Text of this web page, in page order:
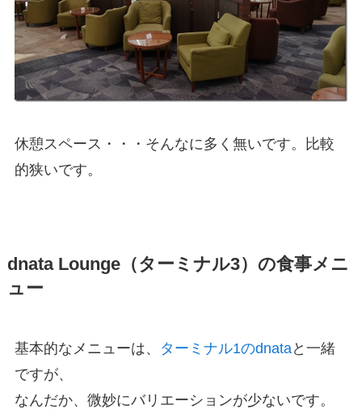
休憩スペース・・・そんなに多く無いです。比較
的狭いです。
dnata Lounge（ターミナル3）の食事メニ
ュー
基本的なメニューは、 ターミナル1のdnataと一緒
ですが、
なんだか、微妙にバリエーションが少ないです。